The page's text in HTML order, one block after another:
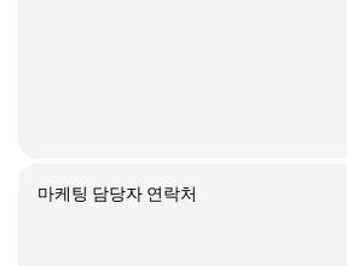
마케팅 담당자 연락처